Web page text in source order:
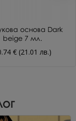
основа Dark
beige 7 мл.
€ (21.01 лв.)